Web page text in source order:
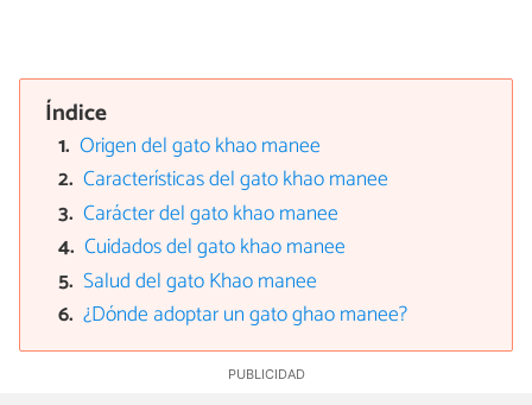
Índice
Origen del gato khao manee
Características del gato khao manee
Carácter del gato khao manee
Cuidados del gato khao manee
Salud del gato Khao manee
¿Dónde adoptar un gato ghao manee?